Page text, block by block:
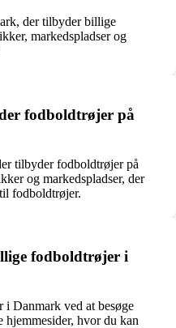
der tilbyder billige
markedspladser og
fodboldtrøjer på
tilbyder fodboldtrøjer på
og markedspladser, der
fodboldtrøjer.
fodboldtrøjer i
Danmark ved at besøge
hvor du kan